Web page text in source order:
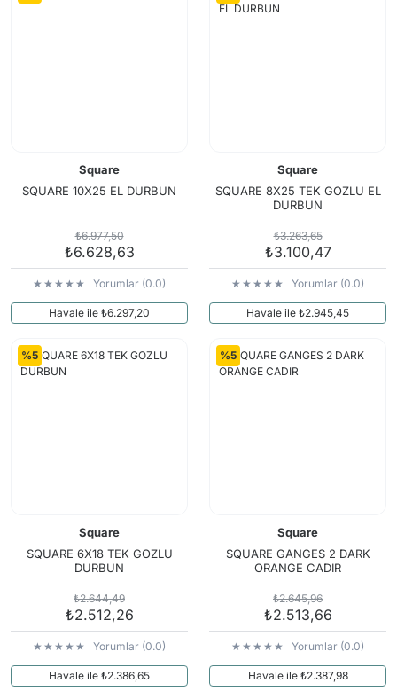
Square
SQUARE 10X25 EL DURBUN
₺6.977,50
₺6.628,63
Yorumlar (0.0)
Havale ile ₺6.297,20
Square
SQUARE 8X25 TEK GOZLU EL
DURBUN
₺3.263,65
₺3.100,47
Yorumlar (0.0)
Havale ile ₺2.945,45
%5
Square
SQUARE 6X18 TEK GOZLU
DURBUN
₺2.644,49
₺2.512,26
Yorumlar (0.0)
Havale ile ₺2.386,65
%5
Square
SQUARE GANGES 2 DARK
ORANGE CADIR
₺2.645,96
₺2.513,66
Yorumlar (0.0)
Havale ile ₺2.387,98